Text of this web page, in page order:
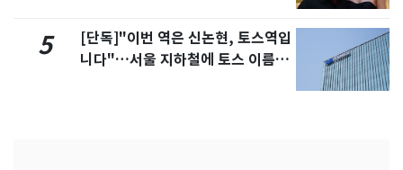
5
[단독]"이번 역은 신논현, 토스역입
니다"…서울 지하철에 토스 이름